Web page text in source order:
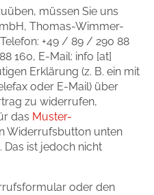
müssen Sie uns
Thomas-Wimmer-
+49 / 89 / 290 88
160, E-Mail: info [at]
Erklärung (z. B. ein mit
oder E-Mail) über
zu widerrufen,
das Muster-
Widerrufsbutton unten
Das ist jedoch nicht
oder den